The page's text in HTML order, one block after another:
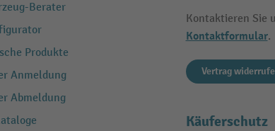
Berater
Produkte
Anmeldung
Abmeldung
Kontaktieren Sie
Kontaktformular.
Vertrag
Käuferschutz